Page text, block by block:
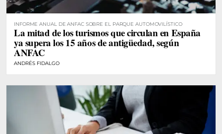
INFORME ANUAL DE ANFAC SOBRE EL PARQUE AUTOMOVILÍSTICO
La mitad de los turismos que circulan en España
ya supera los 15 años de antigüedad, según
ANFAC
ANDRÉS FIDALGO